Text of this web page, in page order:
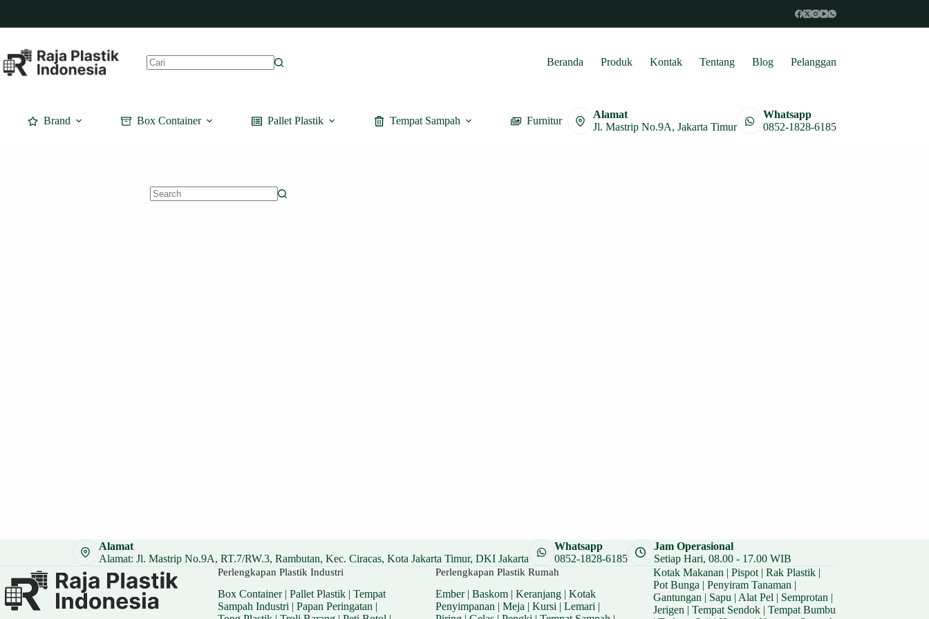
content
Beranda Produk Kontak Tentang Blog Pelanggan
Brand Box Container Pallet Plastik Tempat Sampah Furnitur
Alamat
Jl. Mastrip No.9A, Jakarta Timur
Whatsapp
0852-1828-6185
Alamat
Alamat: Jl. Mastrip No.9A, RT.7/RW.3, Rambutan, Kec. Ciracas, Kota Jakarta Timur, DKI Jakarta
Whatsapp
0852-1828-6185
Jam Operasional
Setiap Hari, 08.00 - 17.00 WIB
Perlengkapan Plastik Industri
Box Container| Pallet Plastik| Tempat
Sampah Industri | Papan Peringatan |
Perlengkapan Plastik Rumah
Ember| Baskom| Keranjang| Kotak
Penyimpanan | Meja | Kursi | Lemari |
Kotak Makanan | Pispot| Rak Plastik|
Pot Bunga | Penyiram Tanaman |
Gantungan | Sapu | Alat Pel | Semprotan |
Jerigen | Tempat Sendok| Tempat Bumbu